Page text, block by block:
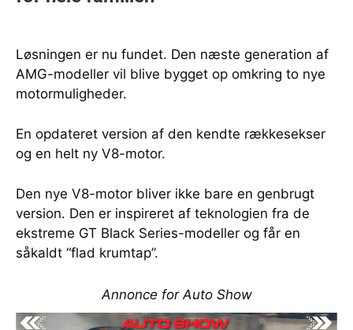
Løsningen er nu fundet. Den næste generation af
AMG-modeller vil blive bygget op omkring to nye
motormuligheder.
En opdateret version af den kendte rækkesekser
og en helt ny V8-motor.
Den nye V8-motor bliver ikke bare en genbrugt
version. Den er inspireret af teknologien fra de
ekstreme GT Black Series-modeller og får en
såkaldt “flad krumtap”.
Annonce for Auto Show